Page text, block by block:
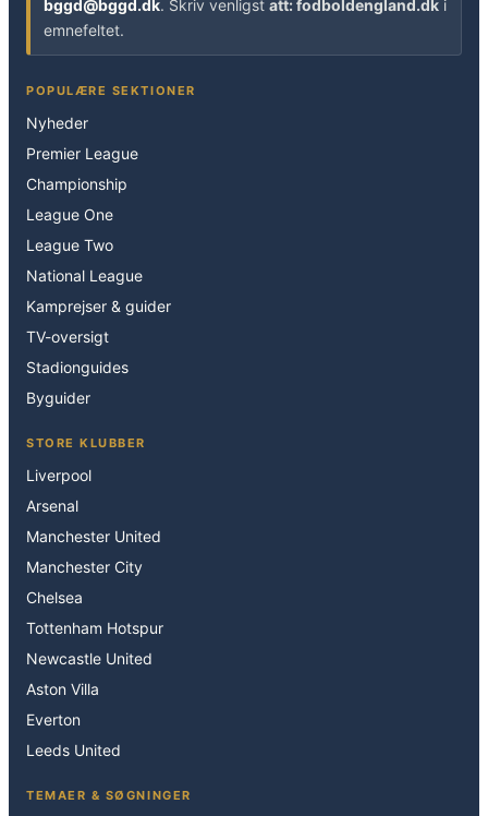
bggd@bggd.dk. Skriv venligst att: fodboldengland.dk i
emnefeltet.
POPULÆRE SEKTIONER
Nyheder
Premier League
Championship
League One
League Two
National League
Kamprejser & guider
TV-oversigt
Stadionguides
Byguider
STORE KLUBBER
Liverpool
Arsenal
Manchester United
Manchester City
Chelsea
Tottenham Hotspur
Newcastle United
Aston Villa
Everton
Leeds United
TEMAER & SØGNINGER